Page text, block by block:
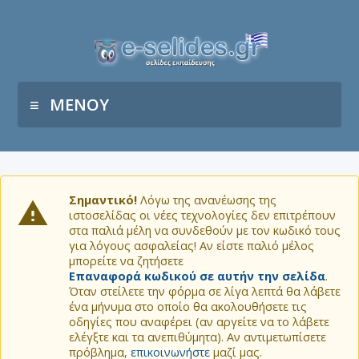
ΜΕΝΟΥ
Σημαντικό! Λόγω της ανανέωσης της
ιστοσελίδας οι νέες τεχνολογίες δεν επιτρέπουν
στα παλιά μέλη να συνδεθούν με τον κωδικό τους
για λόγους ασφαλείας! Αν είστε παλιό μέλος
μπορείτε να ζητήσετε
Επαναφορά κωδικού σε αυτήν την σελίδα.
Όταν στείλετε την φόρμα σε λίγα λεπτά θα λάβετε
ένα μήνυμα στο οποίο θα ακολουθήσετε τις
οδηγίες που αναφέρει (αν αργείτε να το λάβετε
ελέγξτε και τα ανεπιθύμητα). Αν αντιμετωπίσετε
πρόβλημα, επικοινωνήστε μαζί μας.